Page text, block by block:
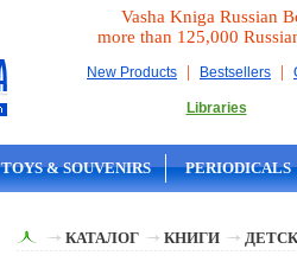
Vasha Kniga Russian
more than 125,000
New Products | Bestsellers |
Libraries
TOYS & SOUVENIRS PERIODICALS
КАТАЛОГ КНИГИ